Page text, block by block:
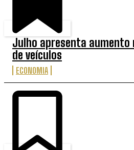
Julho apresenta aumento
de veículos
ECONOMIA